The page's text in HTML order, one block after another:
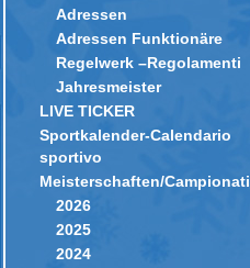
Adressen
Adressen Funktionäre
Regelwerk –Regolamenti
Jahresmeister
LIVE TICKER
Sportkalender-Calendario
sportivo
Meisterschaften/Campionati
2026
2025
2024